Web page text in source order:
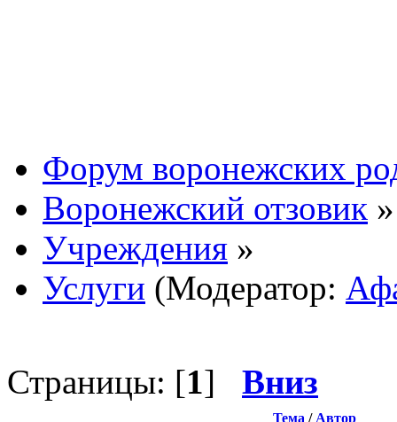
Форум воронежских
Воронежский отзовик »
Учреждения »
Услуги (Модератор:
Страницы: [1] Вниз
Тема / Автор